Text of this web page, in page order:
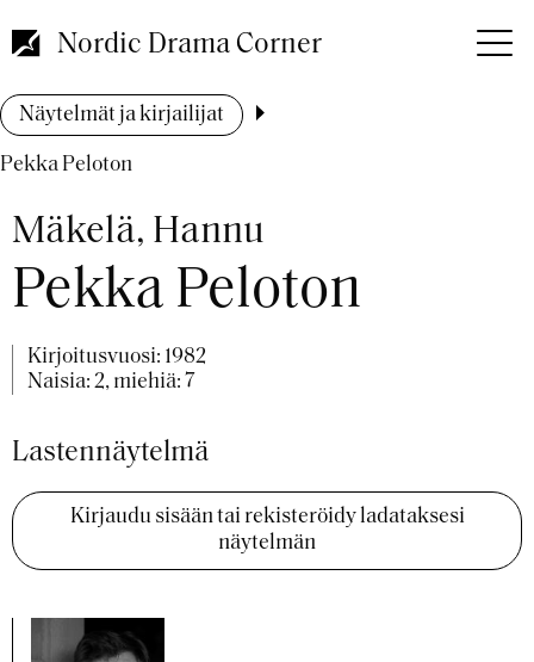
pääsisältöön
Nordic Drama Corner
Murupolku
Näytelmät ja kirjailijat
Pekka Peloton
Mäkelä, Hannu
Pekka Peloton
Kirjoitusvuosi: 1982
Naisia: 2, miehiä: 7
Lastennäytelmä
Kirjaudu sisään tai rekisteröidy ladataksesi
näytelmän